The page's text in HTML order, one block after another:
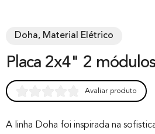
Doha, Material Elétrico
Placa 2x4" 2
out of 0
Avaliar produto
A linha Doha foi inspirada na